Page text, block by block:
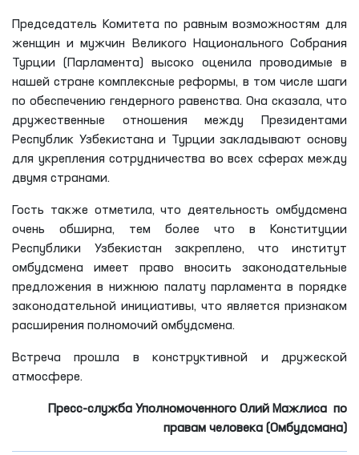
Председатель Комитета по равным возможностям для
женщин и мужчин Великого Национального Собрания
Турции (Парламента) высоко оценила проводимые в
нашей стране комплексные реформы, в том числе шаги
по обеспечению гендерного равенства. Она сказала, что
дружественные отношения между Президентами
Республик Узбекистана и Турции закладывают основу
для укрепления сотрудничества во всех сферах между
двумя странами.
Гость также отметила, что деятельность омбудсмена
очень обширна, тем более что в Конституции
Республики Узбекистан закреплено, что институт
омбудсмена имеет право вносить законодательные
предложения в нижнюю палату парламента в порядке
законодательной инициативы, что является признаком
расширения полномочий омбудсмена.
Встреча прошла в конструктивной и дружеской
атмосфере.
Пресс-служба Уполномоченного Олий Мажлиса по
правам человека (Омбудсмана)